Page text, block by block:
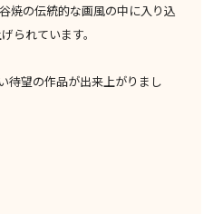
焼の伝統的な画風の中に入り込
られています。
待望の作品が出来上がりまし